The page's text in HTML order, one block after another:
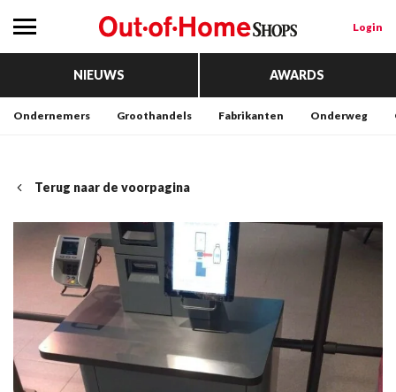
Login
NIEUWS AWARDS
Ondernemers Groothandels Fabrikanten Onderweg
Terug naar de voorpagina